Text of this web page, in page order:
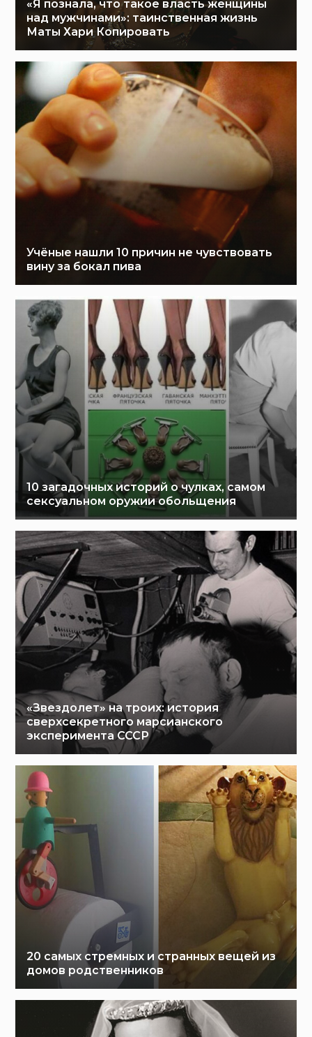
«Я познала, что такое власть женщины
над мужчинами»: таинственная жизнь
Маты Хари Копировать
Учёные нашли 10 причин не чувствовать
вину за бокал пива
10 загадочных историй о чулках, самом
сексуальном оружии обольщения
«Звездолет» на троих: история
сверхсекретного марсианского
эксперимента СССР
20 самых стремных и странных вещей из
домов родственников